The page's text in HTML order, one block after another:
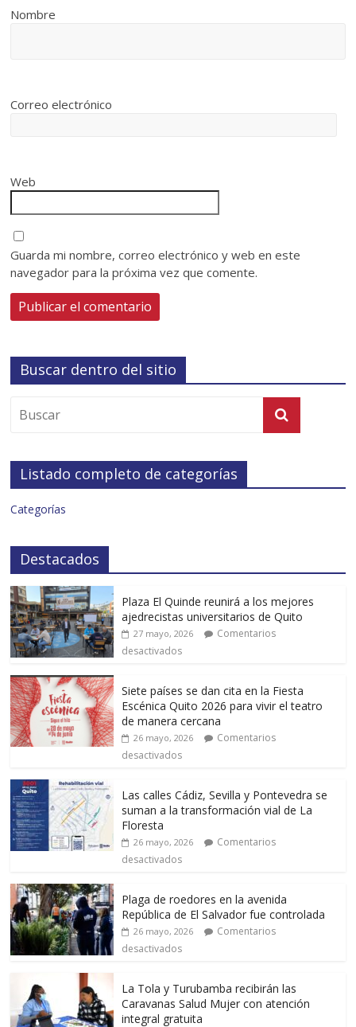
Nombre
Correo electrónico
Web
Guarda mi nombre, correo electrónico y web en este
navegador para la próxima vez que comente.
Buscar dentro del sitio
Listado completo de categorías
Categorías
Destacados
Plaza El Quinde reunirá a los mejores
ajedrecistas universitarios de Quito
27 mayo, 2026
Comentarios
desactivados
Siete países se dan cita en la Fiesta
Escénica Quito 2026 para vivir el teatro
de manera cercana
26 mayo, 2026
Comentarios
desactivados
Las calles Cádiz, Sevilla y Pontevedra se
suman a la transformación vial de La
Floresta
26 mayo, 2026
Comentarios
desactivados
Plaga de roedores en la avenida
República de El Salvador fue controlada
26 mayo, 2026
Comentarios
desactivados
La Tola y Turubamba recibirán las
Caravanas Salud Mujer con atención
integral gratuita